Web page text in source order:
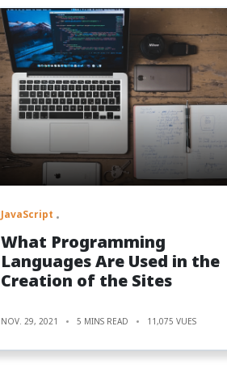
JavaScript
What Programming
Languages Are Used in the
Creation of the Sites
NOV. 29, 2021 5 MINS READ 11,075 VUES